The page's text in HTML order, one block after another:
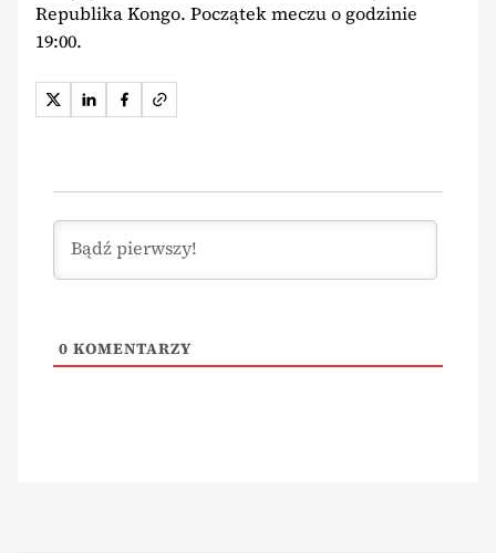
Republika Kongo. Początek meczu o godzinie
19:00.
0 KOMENTARZY